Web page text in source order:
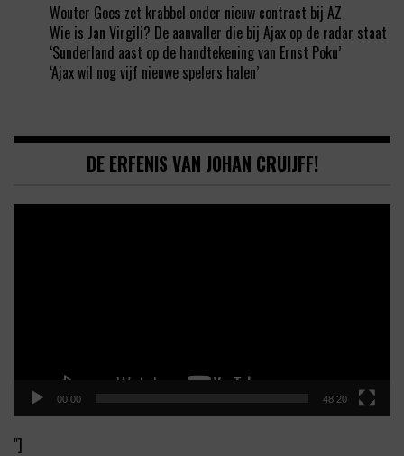
Wouter Goes zet krabbel onder nieuw contract bij AZ
Wie is Jan Virgili? De aanvaller die bij Ajax op de radar staat
‘Sunderland aast op de handtekening van Ernst Poku’
‘Ajax wil nog vijf nieuwe spelers halen’
DE ERFENIS VAN JOHAN CRUIJFF!
00:00 48:20
"]